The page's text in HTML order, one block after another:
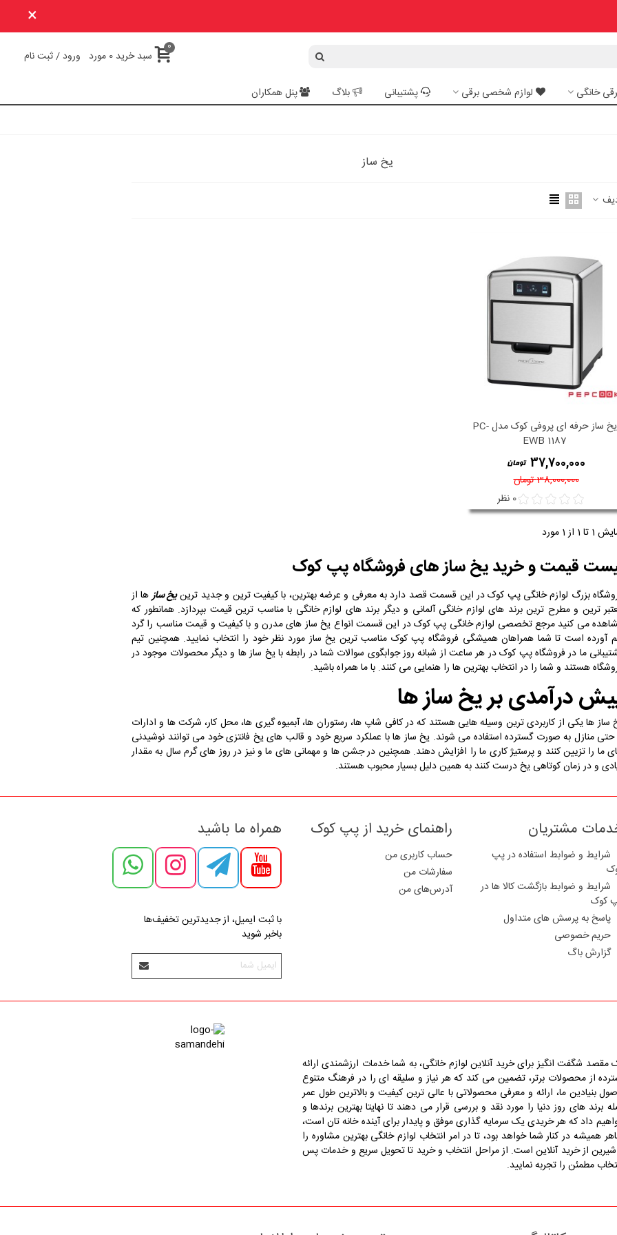
×
0
سبد خرید 0 مورد ورود / ثبت نام
خانگی لوازم شخصی برقی پشتیبانی بلاگ
پنل همکاران
یخ ساز
نمایش سریع
یخ ساز حرفه ای پروفی کوک مدل PC-
EWB 1187
37,700,000
38,000,000 تومان
0 نظر
تا 1 از 1 مورد
قیمت و خرید یخ ساز های فروشگاه پپ کوک
بزرگ لوازم خانگی پپ کوک در این قسمت قصد دارد به معرفی و عرضه بهترین، با کیفیت ترین و جدید ترینیخ سازها از
ترین و مطرح ترین برند های لوازم خانگی آلمانی و دیگر برند های لوازم خانگی با مناسب ترین قیمت بپردازد. همانطور که
می کنید مرجع تخصصی لوازم خانگی پپ کوک در این قسمت انواع یخ ساز های مدرن و با کیفیت و قیمت مناسب را گرد
آورده است تا شما همراهان همیشگی فروشگاه پپ کوک مناسب ترین یخ ساز مورد نظر خود را انتخاب نمایید. همچنین تیم
ما در فروشگاه پپ کوک در هر ساعت از شبانه روز جوابگوی سوالات شما در رابطه با یخ ساز ها و دیگر محصولات موجود در
هستند و شما را در انتخاب بهترین ها را هنمایی می کنند. با ما همراه باشید.
درآمدی بر یخ ساز ها
ساز ها یکی از کاربردی ترین وسیله هایی هستند که در کافی شاپ ها، رستوران ها، آبمیوه گیری ها، محل کار، شرکت ها و ادارات
منازل به صورت گسترده استفاده می شوند. یخ ساز ها با عملکرد سریع خود و قالب های یخ فانتزی خود می توانند نوشیدنی
ما را تزیین کنند و پرستیژ کاری ما را افزایش دهند. همچنین در جشن ها و مهمانی های ما و نیز در روز های گرم سال به مقدار
و در زمان کوتاهی یخ درست کنند به همین دلیل بسیار محبوب هستند.
مشتریان
شرایط و ضوابط استفاده در پپ
شرایط و ضوابط بازگشت کالا ها در
کوک
پاسخ به پرسش های متداول
حریم خصوصی
گزارش باگ
راهنمای خرید از پپ کوک
حساب کاربری من
سفارشات من
آدرس‌های من
همراه ما باشید
با ثبت ایمیل، از جدید‌ترین تخفیف‌ها
با‌خبر شوید
شگفت انگیز برای خرید آنلاین لوازم خانگی، به شما خدمات ارزشمندی ارائه
از محصولات برتر، تضمین می کند که هر نیاز و سلیقه ای را در فرهنگ متنوع
بنیادین ما، ارائه و معرفی محصولاتی با عالی ترین کیفیت و بالاترین طول عمر
های روز دنیا را مورد نقد و بررسی قرار می دهند تا نهایتا بهترین برندها و
داد که هر خریدی یک سرمایه گذاری موفق و پایدار برای آینده خانه تان است،
در کنار شما خواهد بود، تا در امر انتخاب لوازم خانگی بهترین مشاوره را
شیرین از خرید آنلاین است. از مراحل انتخاب و خرید تا تحویل سریع و خدمات پس
مطمئن را تجربه نمایید.